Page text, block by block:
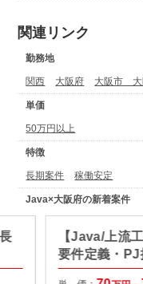
関連リンク
勤務地
関西 大阪府 大阪市 大
単価
50万円以上
特徴
長期案件 稼働安定
Java×大阪府の新着案件
【Java/上流
要件定義・PJ